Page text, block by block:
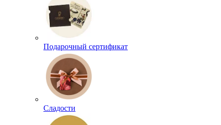
Подарочный сертификат
Сладости